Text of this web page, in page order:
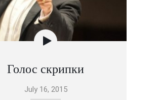
Голос скрипки
July 16, 2015